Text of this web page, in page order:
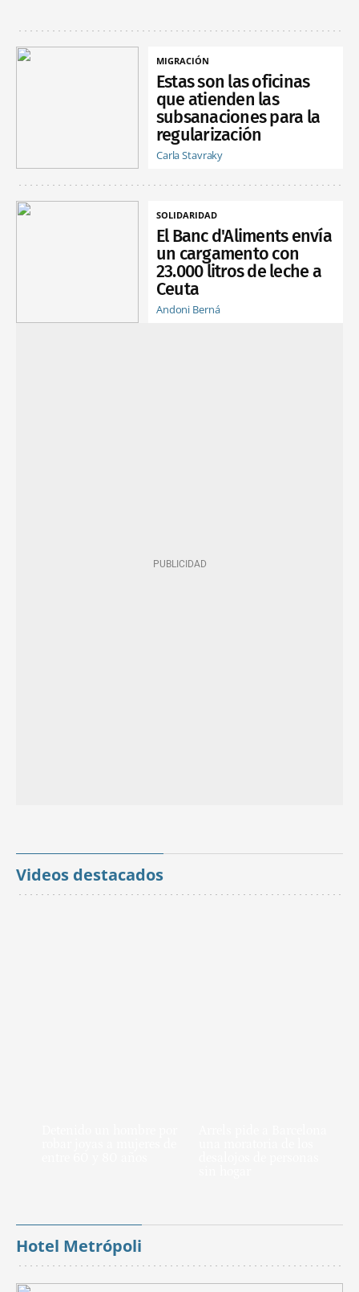
MIGRACIÓN
Estas son las oficinas
que atienden las
subsanaciones para la
regularización
Carla Stavraky
SOLIDARIDAD
El Banc d'Aliments envía
un cargamento con
23.000 litros de leche a
Ceuta
Andoni Berná
Videos destacados
Hotel Metrópoli